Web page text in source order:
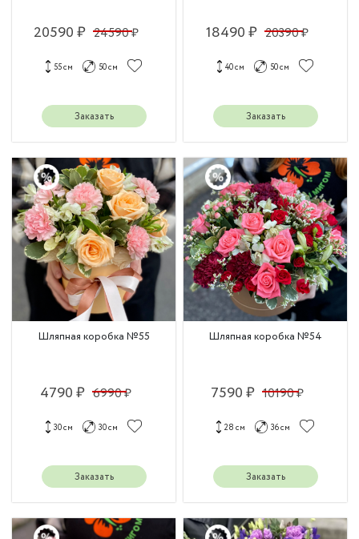
20590 ₽ 24590 ₽
55 см 50 см
Заказать
18490 ₽ 20390 ₽
40 см 50 см
Заказать
Шляпная коробка №55
4790 ₽ 6990 ₽
30 см 30 см
Заказать
Шляпная коробка №54
7590 ₽ 10190 ₽
28 см 36 см
Заказать